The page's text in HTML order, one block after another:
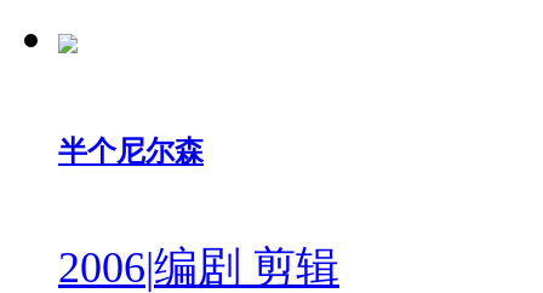
半个尼尔森
2006|编剧 剪辑